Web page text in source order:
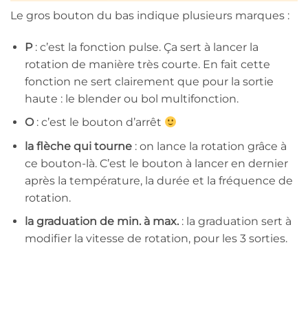
Le gros bouton du bas indique plusieurs marques :
P: c’est la fonction pulse. Ça sert à lancer la
rotation de manière très courte. En fait cette
fonction ne sert clairement que pour la sortie
haute : le blender ou bol multifonction.
O: c’est le bouton d’arrêt
la flèche qui tourne: on lance la rotation grâce à
ce bouton-là. C’est le bouton à lancer en dernier
après la température, la durée et la fréquence de
rotation.
la graduation de min. à max.: la graduation sert à
modifier la vitesse de rotation, pour les 3 sorties.